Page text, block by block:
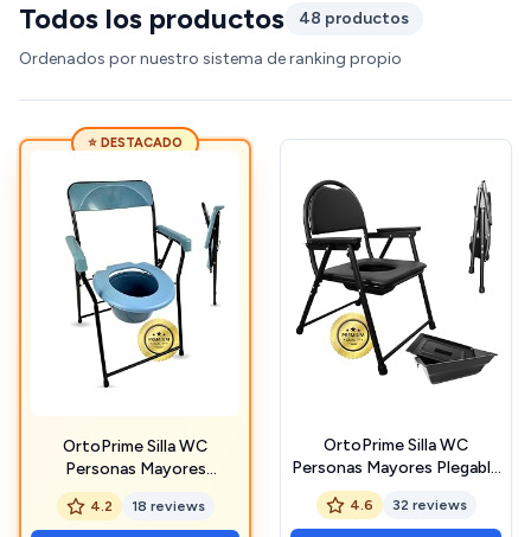
Todos los productos
48 productos
Ordenados por nuestro sistema de ranking propio
⭐ DESTACADO
OrtoPrime Silla WC
Personas Mayores
PLEGABLE - Silla Orinal
Adulto - Silla Inodoro
4.2 18 reviews
OrtoPrime Silla WC
Personas Mayores Plegable
- Silla Orinal Adulto - Silla
WC PORTÁTIL para
4.6 32 reviews